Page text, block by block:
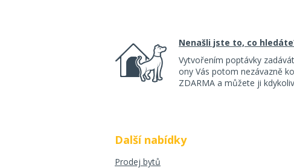
Nenašli jste to, co
Vytvořením poptávky
ony Vás potom nezávazně
ZDARMA a můžete ji
Další nabídky
Prodej bytů